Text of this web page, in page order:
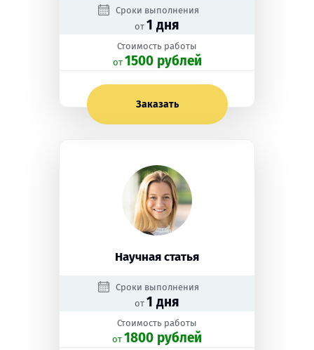
Сроки выполнения
от 1 дня
Стоимость работы
oт 1500 рублей
Заказать
Научная статья
Сроки выполнения
от 1 дня
Стоимость работы
oт 1800 рублей